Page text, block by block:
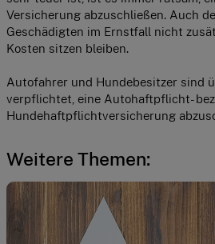
Versicherung abzuschließen. Auch
Geschädigten im Ernstfall nicht
Kosten sitzen bleiben.
Autofahrer und Hundebesitzer sind
verpflichtet, eine Autohaftpflicht-
Hundehaftpflichtversicherung
Weitere Themen: